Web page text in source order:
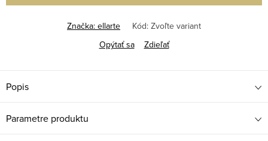
Značka: ellarte Kód: Zvoľte variant
Opýtať sa
Zdieľať
Popis
Parametre produktu